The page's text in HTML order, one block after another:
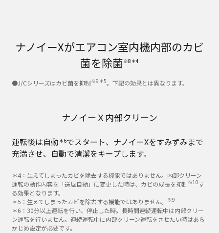
ナノイーXがエアコン室内機内部のカビ
菌を除菌※8＊4
●J/Cシリーズはカビ菌を抑制※9＊5。下記の効果とは異なります。
ナノイーＸ内部クリーン
運転後は自動 ＊6でスタート、ナノイーXをすみずみまで
充満させ、自動で清潔をキープします。
＊4：生えてしまったカビを除去する機能ではありません。内部クリーン
運転の動作内容を「送風自動」に変更した時は、カビの成長を抑制※10す
る効果となります。
＊5：生えてしまったカビを除去する機能ではありません。 ※9
＊6：30分以上運転を行い、停止した時。長時間連続運転中は内部クリー
ン運転を行いません。連続運転中に内部クリーン運転をさせたい時はあら
かじめ設定が必要です。